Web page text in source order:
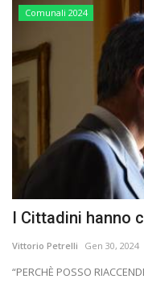
Comunali 2024
I Cittadini hanno
Vittorio Petrelli Gen 30, 2024
“PERCHÈ POSSO